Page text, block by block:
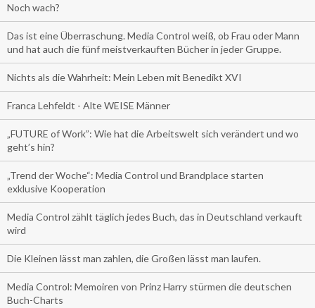
Noch wach?
Das ist eine Überraschung. Media Control weiß, ob Frau oder Mann
und hat auch die fünf meistverkauften Bücher in jeder Gruppe.
Nichts als die Wahrheit: Mein Leben mit Benedikt XVI
Franca Lehfeldt - Alte WEISE Männer
„FUTURE of Work”: Wie hat die Arbeitswelt sich verändert und wo
geht’s hin?
„Trend der Woche“: Media Control und Brandplace starten
exklusive Kooperation
Media Control zählt täglich jedes Buch, das in Deutschland verkauft
wird
Die Kleinen lässt man zahlen, die Großen lässt man laufen.
Media Control: Memoiren von Prinz Harry stürmen die deutschen
Buch-Charts